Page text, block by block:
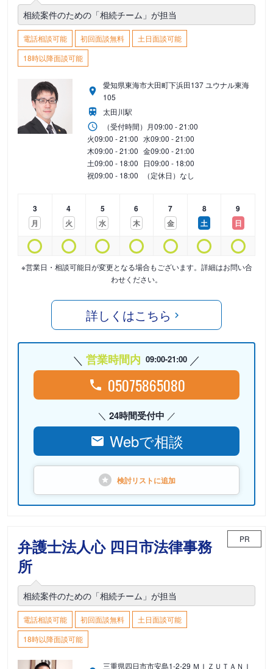
相続案件のための「相続チーム」が担当
電話相談可能 初回面談無料
土日面談可能
18時以降面談可能
愛知県東海市大田町下浜田137 ユウナル東海
105
太田川駅
（受付時間） 月09:00 - 21:00
火09:00 - 21:00 水09:00 - 21:00
木09:00 - 21:00 金09:00 - 21:00
土09:00 - 18:00 日09:00 - 18:00
祝09:00 - 18:00 （定休日）なし
3
月
4
火
5
水
6
木
7
金
8
土
9
日
※営業日・相談可能日が変更となる場合もございます。詳細はお問い合
わせください。
詳しくはこちら
営業時間内 09:00-21:00
05075865080
24時間受付中
Webで相談
検討リストに追加
弁護士法人心 四日市法律事務
所
PR
相続案件のための「相続チーム」が担当
電話相談可能 初回面談無料
土日面談可能
18時以降面談可能
三重県四日市市安島1-2-29 ＭＩＺＵＴＡＮＩ